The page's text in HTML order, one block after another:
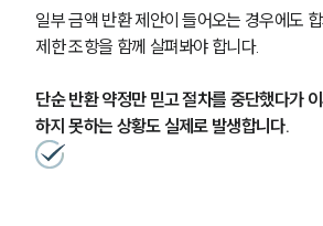
일부 금액 반환 제안이 들어오는 경우에도
제한 조항을 함께 살펴봐야 합니다.
단순 반환 약정만 믿고 절차를 중단했다가
하지 못하는 상황도 실제로 발생합니다.